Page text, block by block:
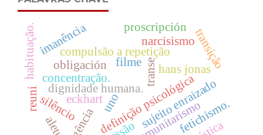
hans jonas
dignidade humana.definição psicológica
concentração. transe
compulsão a repetição
filme
sujeito enraizado
agência comunitarismofetichismo.
uno
silêncioeckhart
transição
imanência narcisismo
habituação. proscripción
obligación
reuni